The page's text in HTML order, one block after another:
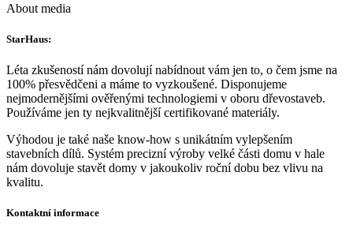
About media
StarHaus:
Léta zkušeností nám dovolují nabídnout vám jen to, o čem jsme na
100% přesvědčeni a máme to vyzkoušené. Disponujeme
nejmodernějšími ověřenými technologiemi v oboru dřevostaveb.
Používáme jen ty nejkvalitnější certifikované materiály.
Výhodou je také naše know-how s unikátním vylepšením
stavebních dílů. Systém precizní výroby velké části domu v hale
nám dovoluje stavět domy v jakoukoliv roční dobu bez vlivu na
kvalitu.
Kontaktní informace